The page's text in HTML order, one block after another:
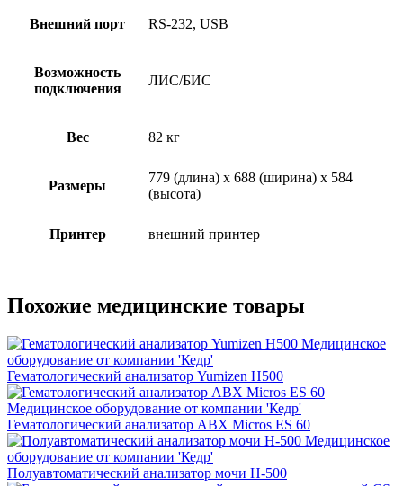
Внешний порт RS-232, USB
Возможность
подключения
ЛИС/БИС
Вес 82 кг
Размеры
779 (длина) х 688 (ширина) х 584
(высота)
Принтер внешний принтер
Похожие медицинские товары
Гематологический анализатор Yumizen H500
Гематологический анализатор ABX Micros ES 60
Полуавтоматический анализатор мочи H-500